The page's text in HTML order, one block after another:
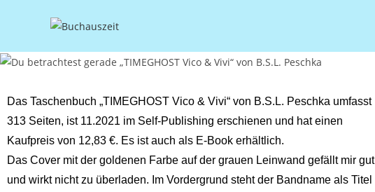
Das Taschenbuch „TIMEGHOST Vico & Vivi“ von B.S.L. Peschka umfasst
313 Seiten, ist 11.2021 im Self-Publishing erschienen und hat einen
Kaufpreis von 12,83 €. Es ist auch als E-Book erhältlich.
Das Cover mit der goldenen Farbe auf der grauen Leinwand gefällt mir gut
und wirkt nicht zu überladen. Im Vordergrund steht der Bandname als Titel